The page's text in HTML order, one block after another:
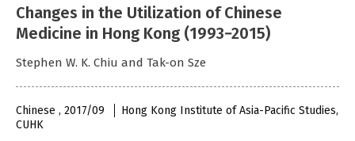
Changes in the Utilization of Chinese
Medicine in Hong Kong (1993−2015)
Stephen W. K. Chiu and Tak-on Sze
Chinese , 2017/09
Hong Kong Institute of Asia-Pacific Studies,
CUHK